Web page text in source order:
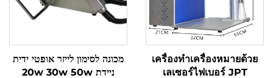
เครื่องทำเครื่องหมายด้วย
เลเซอร์ไฟเบอร์ JPT
מכונה לסימון לייזר אופטי ידית
ניידת 20w 30w 50w